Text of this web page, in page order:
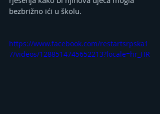
bezbrižno ići u školu.
https://www.facebook.com/restartsrpska1
7/videos/1288514745652213?locale=hr_HR